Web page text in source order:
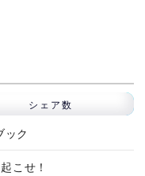
シェア数
ック
こせ！